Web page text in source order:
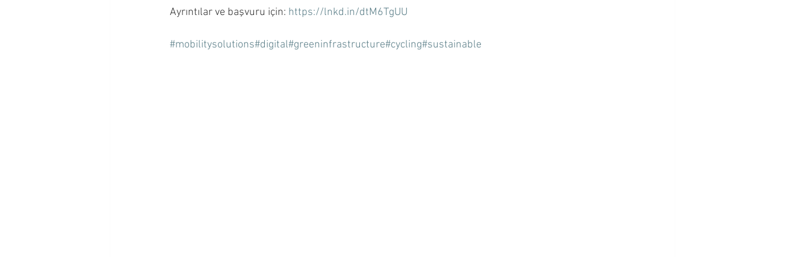
Ayrıntılar ve başvuru için: https://lnkd.in/dtM6TgUU
#mobilitysolutions#digital#greeninfrastructure#cycling#sustainable